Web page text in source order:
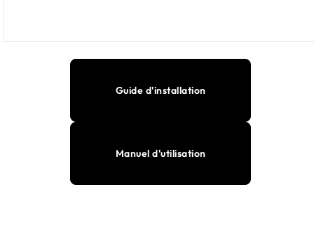
Guide d'installation
Manuel d'utilisation